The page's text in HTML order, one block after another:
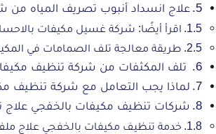
علاج انسداد أنبوب تصريف المياه من
اقرأ أيضًا: شركة غسيل مكيفات
طريقة معالجة تلف الصمامات في
تلف المكثفات من شركة تنظيف
لماذا يجب التعامل مع شركة تنظيف
شركات تنظيف مكيفات بالخفجي
خدمة تنظيف مكيفات بالخفجي علاج